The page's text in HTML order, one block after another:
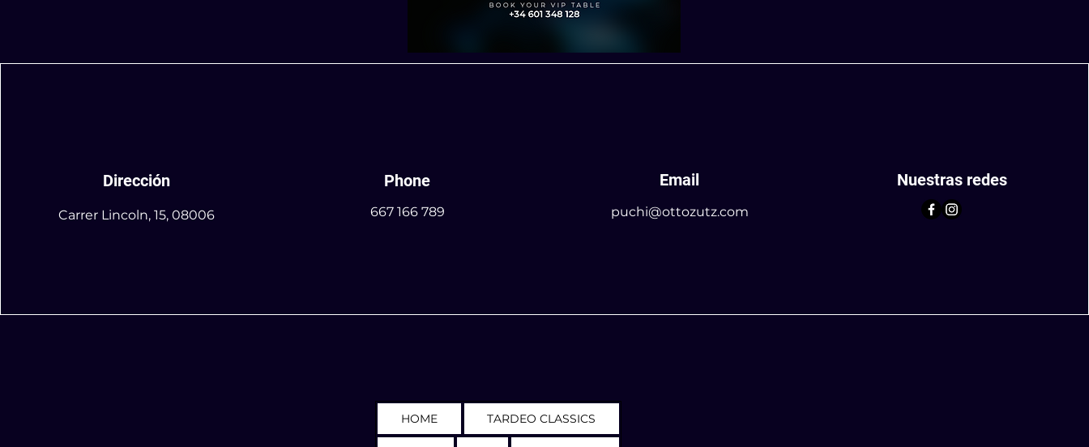
HOME TARDEO CLASSICS
Dirección
Carrer Lincoln, 15, 08006
Phone
667 166 789
Email
puchi@ottozutz.com
Nuestras redes